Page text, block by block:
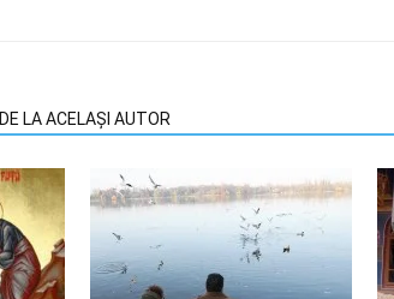
DE LA ACELAȘI AUTOR